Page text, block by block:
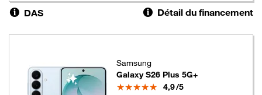
DAS Détail du financement
Samsung
Galaxy S26 Plus 5G+
Note
4,9/5